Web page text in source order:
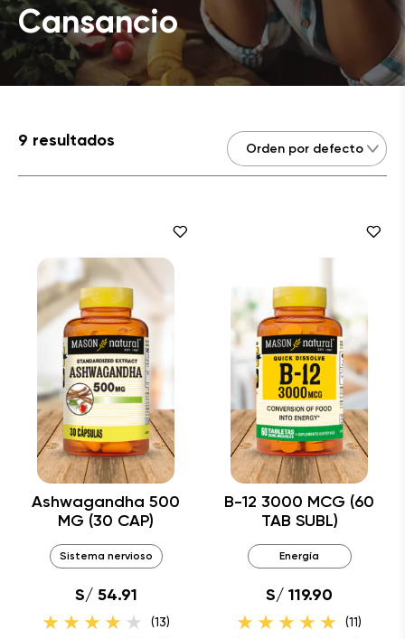
Cansancio
9 resultados
Ashwagandha 500
MG (30 CAP)
Sistema nervioso
S/ 54.91
(13)
B-12 3000 MCG (60
TAB SUBL)
Energía
S/ 119.90
(11)